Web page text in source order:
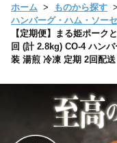
ホーム ものから探す
ハンバーグ・ハム・ソー
【定期便】まる姫ポーク
回 (計 2.8kg) CO-4 ハン
装 湯煎 冷凍 定期 2回配